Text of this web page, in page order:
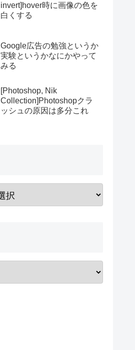
invert]hover時に画像の色を
白くする
Google広告の勉強というか
実験というかなにかやって
みる
[Photoshop, Nik
Collection]Photoshopクラ
ッシュの原因は多分これ